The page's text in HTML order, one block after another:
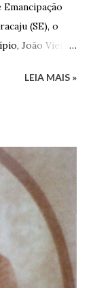
(SE), o
João Vieira
nasceu em
aos
em primeiro
foi
uma
suas
orgulhava-se
vezes
LEIA MAIS »